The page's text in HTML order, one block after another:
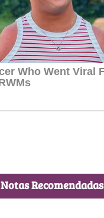
Notas Recomendadas